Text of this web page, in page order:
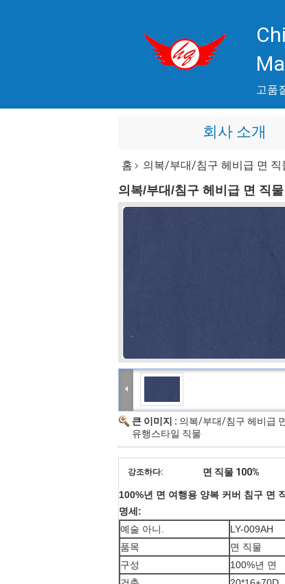
고품
회사 소개
홈 의복/부대/침구 헤비급 면 직
의복/부대/침구 헤비급 면 직
큰 이미지 : 의복/부대/침구 헤비급
유행스타일 직물
강조하다: 면 직물 100%
100%년 면 여행용 양복 커버 침구 면
명세:
예술 아니.
LY-009AH
품목
면 직물
구성
100%년 면